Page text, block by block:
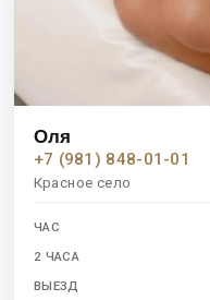
Оля
+7 (981) 848-01-01
Красное село
ЧАС
2 ЧАСА
ВЫЕЗД